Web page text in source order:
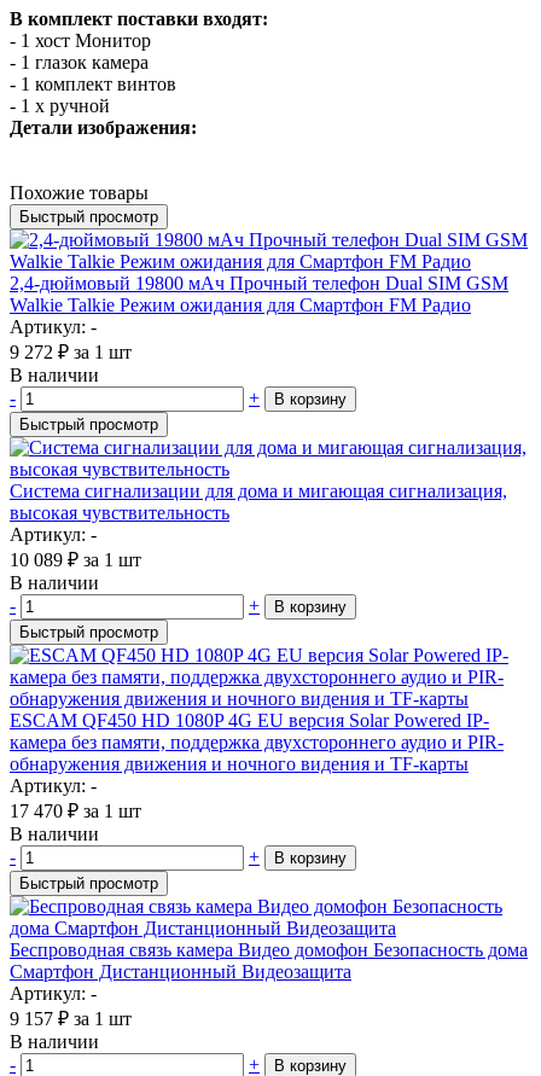
В комплект поставки входят:
- 1 хост Монитор
- 1 глазок камера
- 1 комплект винтов
- 1 х ручной
Детали изображения:
Похожие товары
Быстрый просмотр
2,4-дюймовый 19800 мАч Прочный телефон Dual SIM GSM
Walkie Talkie Режим ожидания для Смартфон FM Радио
Артикул: -
9 272 ₽ за 1 шт
В наличии
-
+
В корзину
Быстрый просмотр
Система сигнализации для дома и мигающая сигнализация,
высокая чувствительность
Артикул: -
10 089 ₽ за 1 шт
В наличии
-
+
В корзину
Быстрый просмотр
ESCAM QF450 HD 1080P 4G EU версия Solar Powered IP-
камера без памяти, поддержка двухстороннего аудио и PIR-
обнаружения движения и ночного видения и TF-карты
Артикул: -
17 470 ₽ за 1 шт
В наличии
-
+
В корзину
Быстрый просмотр
Беспроводная связь камера Видео домофон Безопасность дома
Смартфон Дистанционный Видеозащита
Артикул: -
9 157 ₽ за 1 шт
В наличии
-
+ В корзину